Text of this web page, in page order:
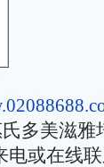
多美滋雅
电或在线